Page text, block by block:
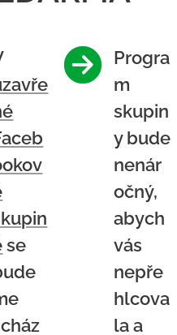
se
Progra
m
skupin
y bude
nenár
očný,
abych
vás
nepře
hlcova
la a